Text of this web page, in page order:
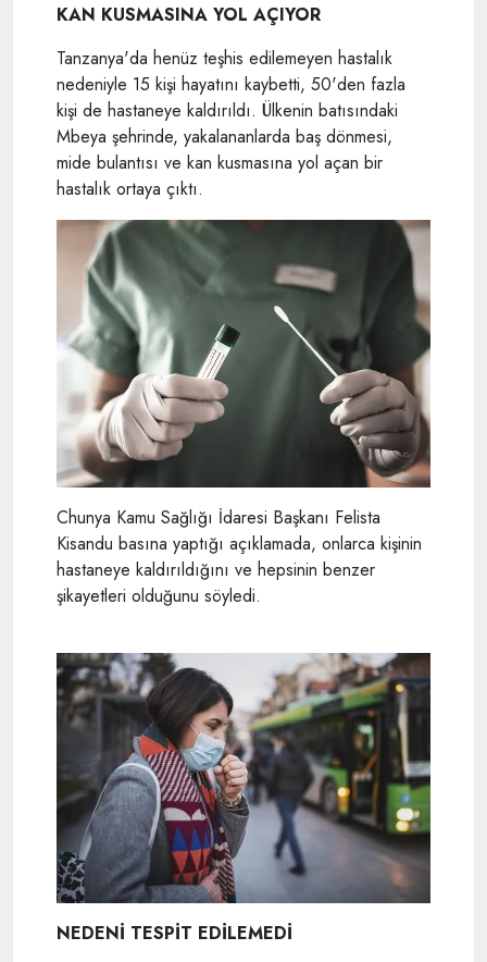
KAN KUSMASINA YOL AÇIYOR
Tanzanya'da henüz teşhis edilemeyen hastalık
nedeniyle 15 kişi hayatını kaybetti, 50'den fazla
kişi de hastaneye kaldırıldı. Ülkenin batısındaki
Mbeya şehrinde, yakalananlarda baş dönmesi,
mide bulantısı ve kan kusmasına yol açan bir
hastalık ortaya çıktı.
Chunya Kamu Sağlığı İdaresi Başkanı Felista
Kisandu basına yaptığı açıklamada, onlarca kişinin
hastaneye kaldırıldığını ve hepsinin benzer
şikayetleri olduğunu söyledi.
NEDENİ TESPİT EDİLEMEDİ